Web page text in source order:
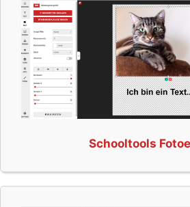
Schooltools